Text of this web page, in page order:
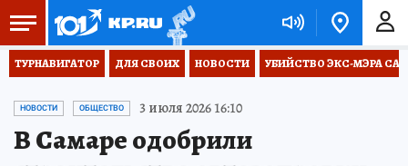
ТУРНАВИГАТОР ДЛЯ СВОИХ НОВОСТИ УБИЙСТВО ЭКС-МЭРА
НОВОСТИ ОБЩЕСТВО 3 июля 2026 16:10
В Самаре одобрили